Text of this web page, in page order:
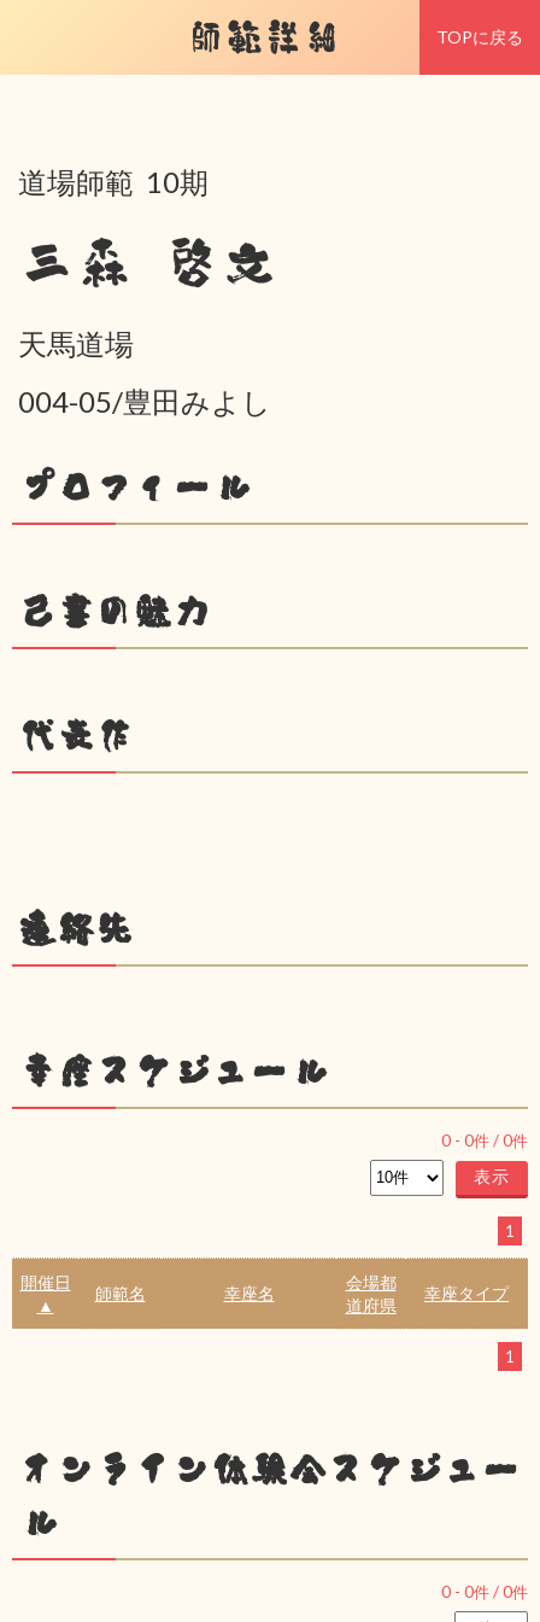
師範詳細 TOPに戻る
道場師範 10期
三森 啓文
天馬道場
004-05/豊田みよし
プロフィール
己書の魅力
代表作
連絡先
幸座スケジュール
0 - 0件 /0件
1
開催日
▲
師範名 幸座名
会場都
道府県
幸座タイプ
1
オンライン体験会スケジュー
ル
0 - 0件 /0件